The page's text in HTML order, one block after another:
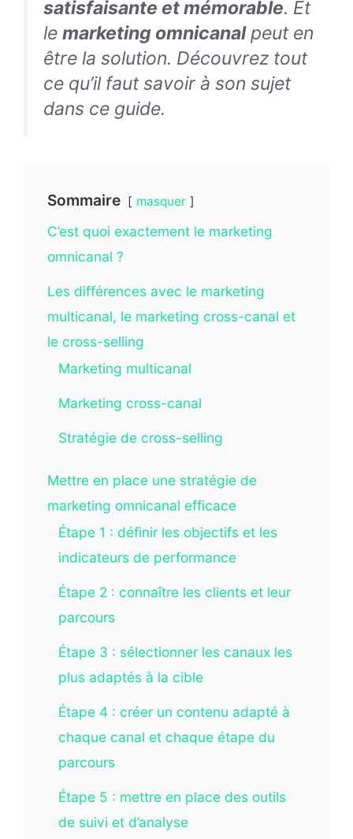
satisfaisante et mémorable. Et
le marketing omnicanalpeut en
être la solution. Découvrez tout
ce qu’il faut savoir à son sujet
dans ce guide.
Sommaire masquer
C’est quoi exactement le marketing
omnicanal ?
Les différences avec le marketing
multicanal, le marketing cross-canal et
le cross-selling
Marketing multicanal
Marketing cross-canal
Stratégie de cross-selling
Mettre en place une stratégie de
marketing omnicanal efficace
Étape 1 : définir les objectifs et les
indicateurs de performance
Étape 2 : connaître les clients et leur
parcours
Étape 3 : sélectionner les canaux les
plus adaptés à la cible
Étape 4 : créer un contenu adapté à
chaque canal et chaque étape du
parcours
Étape 5 : mettre en place des outils
de suivi et d’analyse